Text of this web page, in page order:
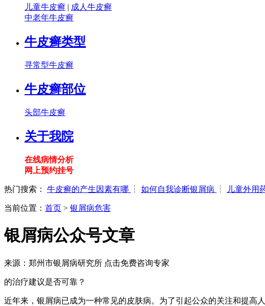
儿童牛皮癣 | 成人牛皮癣
中老年牛皮癣
牛皮癣类型
寻常型牛皮癣
牛皮癣部位
头部牛皮癣
关于我院
在线病情分析
网上预约挂号
热门搜索： 牛皮癣的产生因素有哪 ┆ 如何自我诊断银屑病 ┆ 儿童外用
当前位置： 首页 > 银屑病危害
银屑病公众号文章
来源：郑州市银屑病研究所 点击免费咨询专家
的治疗建议是否可靠？
近年来，银屑病已成为一种常见的皮肤病。为了引起公众的关注和提高